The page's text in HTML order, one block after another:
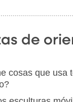
de
cosas que usa